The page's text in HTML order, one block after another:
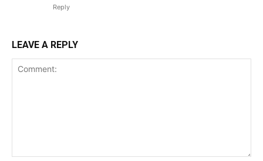
Reply
LEAVE A REPLY